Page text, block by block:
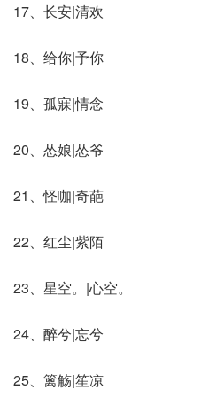
17、长安|清欢
18、给你|予你
19、孤寐|情念
20、怂娘|怂爷
21、怪咖|奇葩
22、红尘|紫陌
23、星空。|心空。
24、醉兮|忘兮
25、篱觞|笙凉